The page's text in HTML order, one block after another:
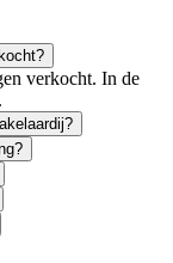
verkocht. In de